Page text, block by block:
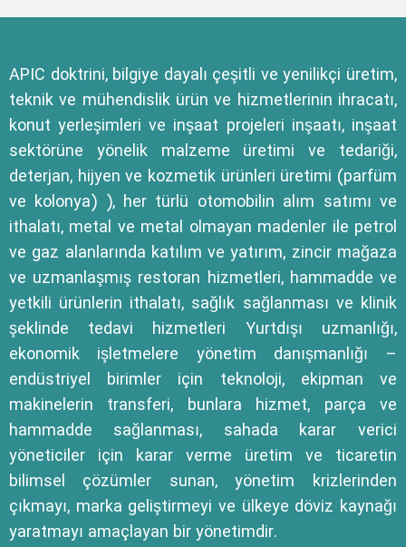
APIC doktrini, bilgiye dayalı çeşitli ve yenilikçi üretim,
teknik ve mühendislik ürün ve hizmetlerinin ihracatı,
konut yerleşimleri ve inşaat projeleri inşaatı, inşaat
sektörüne yönelik malzeme üretimi ve tedariği,
deterjan, hijyen ve kozmetik ürünleri üretimi (parfüm
ve kolonya) ), her türlü otomobilin alım satımı ve
ithalatı, metal ve metal olmayan madenler ile petrol
ve gaz alanlarında katılım ve yatırım, zincir mağaza
ve uzmanlaşmış restoran hizmetleri, hammadde ve
yetkili ürünlerin ithalatı, sağlık sağlanması ve klinik
şeklinde tedavi hizmetleri Yurtdışı uzmanlığı,
ekonomik işletmelere yönetim danışmanlığı –
endüstriyel birimler için teknoloji, ekipman ve
makinelerin transferi, bunlara hizmet, parça ve
hammadde sağlanması, sahada karar verici
yöneticiler için karar verme üretim ve ticaretin
bilimsel çözümler sunan, yönetim krizlerinden
çıkmayı, marka geliştirmeyi ve ülkeye döviz kaynağı
yaratmayı amaçlayan bir yönetimdir.